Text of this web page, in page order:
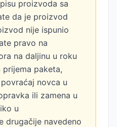
proizvoda sa
da je proizvod
nije ispunio
pravo na
na daljinu u roku
paketa,
novca u
ili zamena u
u
drugačije navedeno